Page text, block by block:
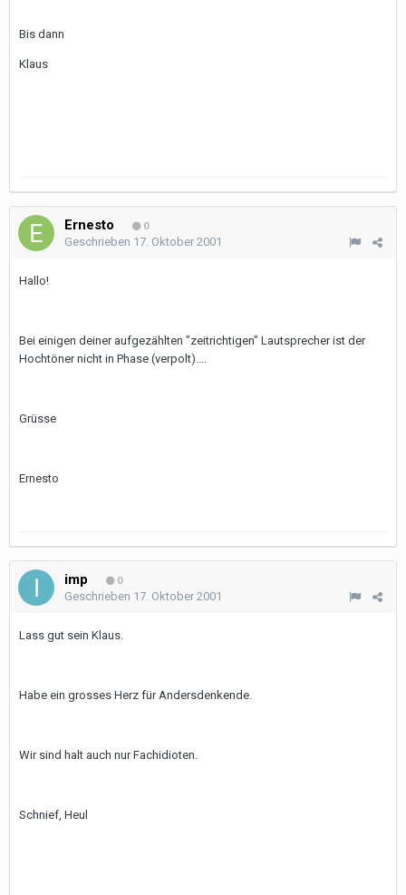
Bis dann
Klaus
Ernesto 0
Geschrieben 17. Oktober 2001
Hallo!
Bei einigen deiner aufgezählten "zeitrichtigen" Lautsprecher ist der
Hochtöner nicht in Phase (verpolt)....
Grüsse
Ernesto
imp 0
Geschrieben 17. Oktober 2001
Lass gut sein Klaus.
Habe ein grosses Herz für Andersdenkende.
Wir sind halt auch nur Fachidioten.
Schnief, Heul